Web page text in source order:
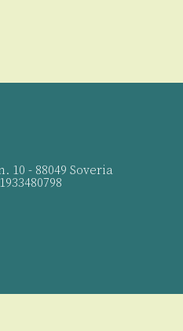
10 - 88049 Soveria